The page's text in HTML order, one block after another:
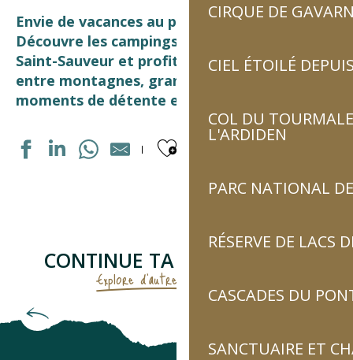
CIRQUE DE
CIEL ÉTOILÉ
COL DU
L'ARDIDEN
PARC NATIONAL
RÉSERVE DE LACS
CASCADES DU
SANCTUAIRE ET
Envie de vacances au plus près de la nature ?
Découvre les campings dans la vallée de Luz-
Saint-Sauveur et profite d’un séjour convivial
entre montagnes, grands espaces et
moments de détente en plein air.
Ajouter aux
LE BERGONS
LE BASTAN
HAPPY PYRÉNÉES
AIRE MUNICIPALE CAMPING-CAR PARK
CAMPING LES CASCADES
CONTINUE TA RECHERCHE...
Explore d'autres hébergements